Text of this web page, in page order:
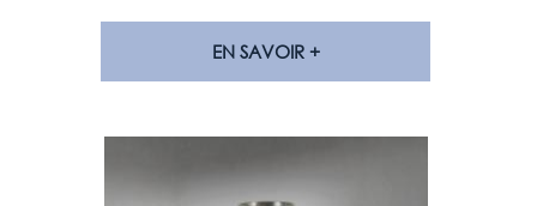
EN SAVOIR +